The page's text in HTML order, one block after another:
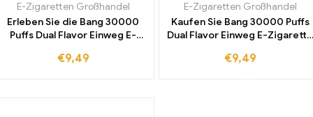
E-Zigaretten Großhandel
Erleben Sie die Bang 30000
Puffs Dual Flavor Einweg E-
Watermelon Bubble Candy
€9,49
E-Zigaretten Großhandel
Kaufen Sie Bang 30000 Puffs
Dual Flavor Einweg E-Zigarette
Strawberry Mango Duty-Free
€9,49